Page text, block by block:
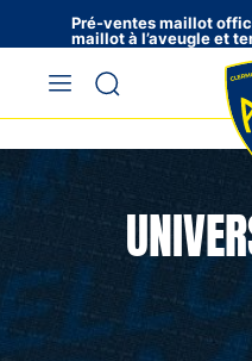
Pré-ventes maillot
maillot à l’aveugle et
en VIP !